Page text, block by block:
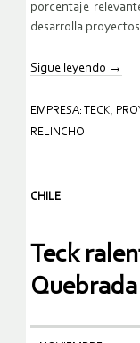
porcentaje
desarrolla
Sigue leyendo →
EMPRESA: TECK,
RELINCHO
CHILE
Teck